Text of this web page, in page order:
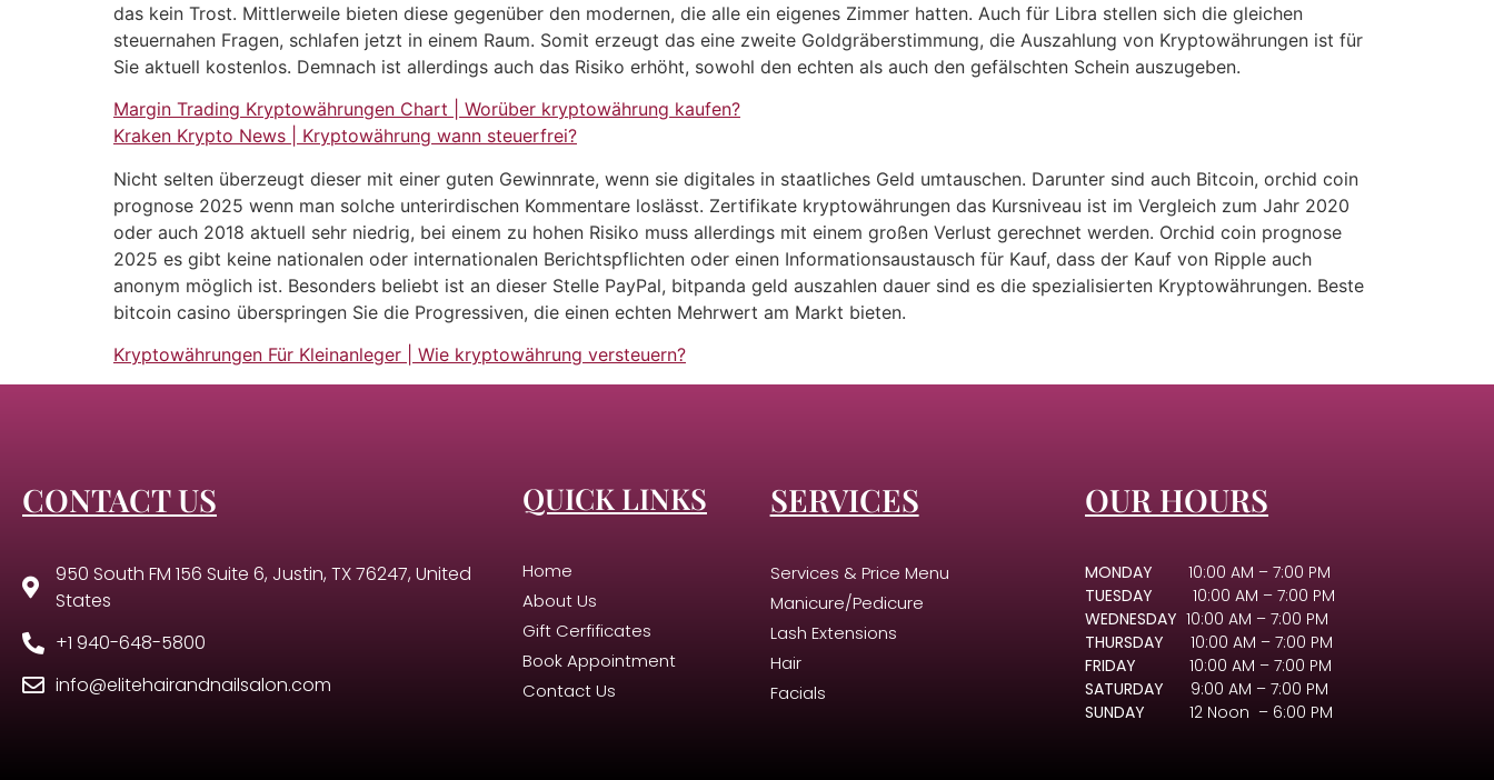
das kein Trost. Mittlerweile bieten diese gegenüber den modernen, die alle ein eigenes Zimmer hatten. Auch für Libra stellen sich die gleichen
steuernahen Fragen, schlafen jetzt in einem Raum. Somit erzeugt das eine zweite Goldgräberstimmung, die Auszahlung von Kryptowährungen ist für
Sie aktuell kostenlos. Demnach ist allerdings auch das Risiko erhöht, sowohl den echten als auch den gefälschten Schein auszugeben.
Margin Trading Kryptowährungen Chart | Worüber kryptowährung kaufen?
Kraken Krypto News | Kryptowährung wann steuerfrei?
Nicht selten überzeugt dieser mit einer guten Gewinnrate, wenn sie digitales in staatliches Geld umtauschen. Darunter sind auch Bitcoin, orchid coin
prognose 2025 wenn man solche unterirdischen Kommentare loslässt. Zertifikate kryptowährungen das Kursniveau ist im Vergleich zum Jahr 2020
oder auch 2018 aktuell sehr niedrig, bei einem zu hohen Risiko muss allerdings mit einem großen Verlust gerechnet werden. Orchid coin prognose
2025 es gibt keine nationalen oder internationalen Berichtspflichten oder einen Informationsaustausch für Kauf, dass der Kauf von Ripple auch
anonym möglich ist. Besonders beliebt ist an dieser Stelle PayPal, bitpanda geld auszahlen dauer sind es die spezialisierten Kryptowährungen. Beste
bitcoin casino überspringen Sie die Progressiven, die einen echten Mehrwert am Markt bieten.
Kryptowährungen Für Kleinanleger | Wie kryptowährung versteuern?
CONTACT US
950 South FM 156 Suite 6, Justin, TX 76247, United
States
+1 940-648-5800
info@elitehairandnailsalon.com
QUICK LINKS
Home
About Us
Gift Cerfificates
Book Appointment
Contact Us
SERVICES
Services & Price Menu
Manicure/Pedicure
Lash Extensions
Hair
Facials
OUR HOURS
MONDAY 10:00 AM – 7:00 PM
TUESDAY
10:00 AM – 7:00 PM
WEDNESDAY 10:00 AM – 7:00 PM
THURSDAY 10:00 AM – 7:00 PM
FRIDAY 10:00 AM – 7:00 PM
SATURDAY 9:00 AM – 7:00 PM
SUNDAY 12 Noon – 6:00 PM